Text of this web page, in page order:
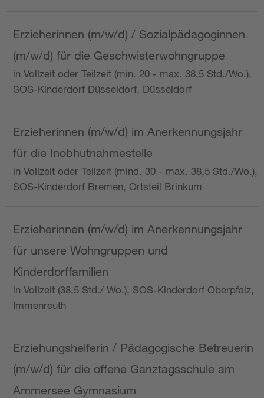
Erzieherinnen (m/w/d) / Sozialpädagoginnen
(m/w/d) für die Geschwisterwohngruppe
in Vollzeit oder Teilzeit (min. 20 - max. 38,5 Std./Wo.),
SOS-Kinderdorf Düsseldorf, Düsseldorf
Erzieherinnen (m/w/d) im Anerkennungsjahr
für die Inobhutnahmestelle
in Vollzeit oder Teilzeit (mind. 30 - max. 38,5 Std./Wo.),
SOS-Kinderdorf Bremen, Ortsteil Brinkum
Erzieherinnen (m/w/d) im Anerkennungsjahr
für unsere Wohngruppen und
Kinderdorffamilien
in Vollzeit (38,5 Std./ Wo.), SOS-Kinderdorf Oberpfalz,
Immenreuth
Erziehungshelferin / Pädagogische Betreuerin
(m/w/d) für die offene Ganztagsschule am
Ammersee Gymnasium